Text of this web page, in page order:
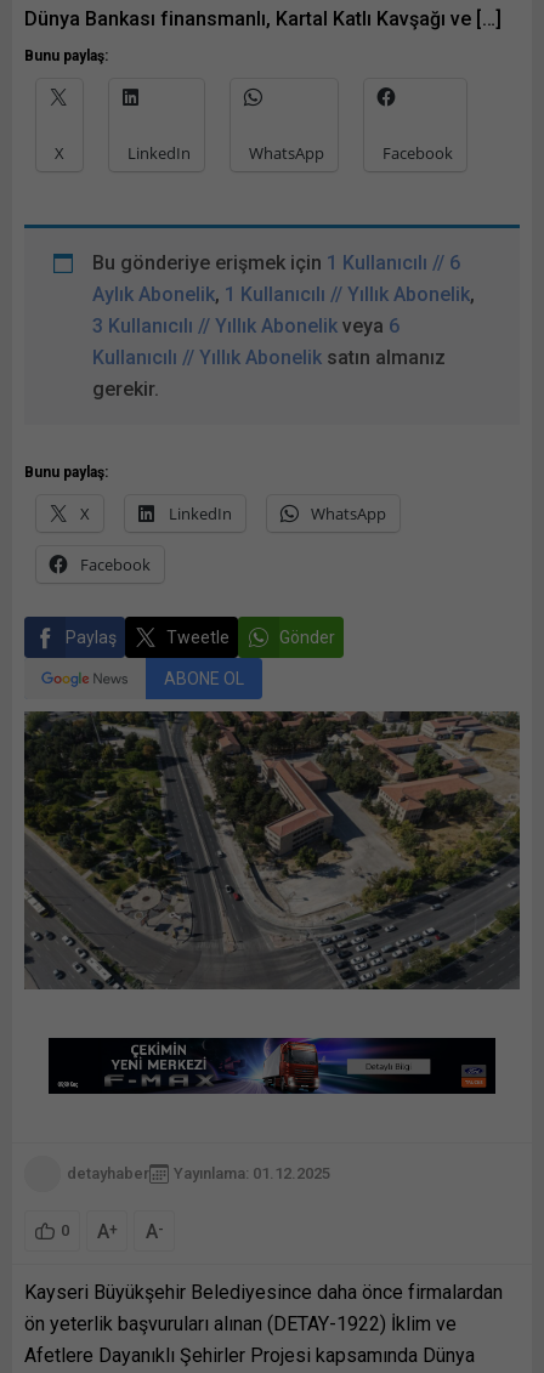
Dünya Bankası finansmanlı, Kartal Katlı Kavşağı ve […]
Bunu paylaş:
X LinkedIn WhatsApp Facebook
Bu gönderiye erişmek için 1 Kullanıcılı // 6
Aylık Abonelik, 1 Kullanıcılı // Yıllık Abonelik,
3 Kullanıcılı // Yıllık Abonelik veya 6
Kullanıcılı // Yıllık Abonelik satın almanız
gerekir.
Bunu paylaş:
X LinkedIn WhatsApp
Facebook
Paylaş Tweetle Gönder
ABONE OL
detayhaber Yayınlama: 01.12.2025
0 A+ A-
Kayseri Büyükşehir Belediyesince daha önce firmalardan
ön yeterlik başvuruları alınan (DETAY-1922) İklim ve
Afetlere Dayanıklı Şehirler Projesi kapsamında Dünya